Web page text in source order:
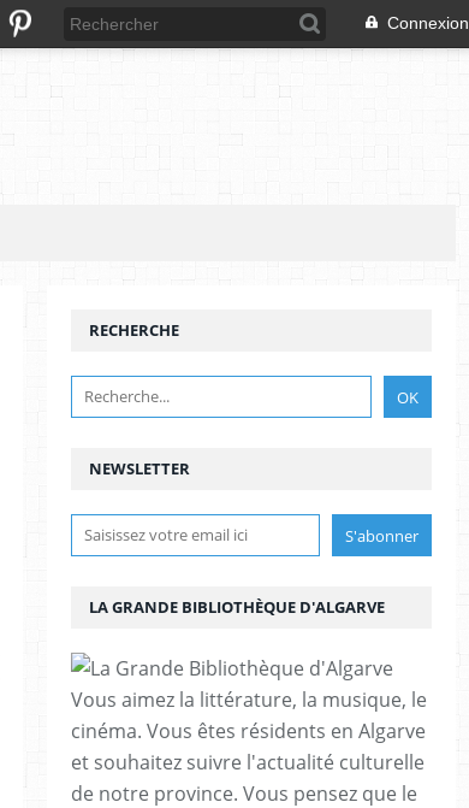
Connexion
NEWSLETTER
RECHERCHE
LA GRANDE BIBLIOTHÈQUE D'ALGARVE
Vous aimez la littérature, la musique, le
cinéma. Vous êtes résidents en Algarve
et souhaitez suivre l'actualité culturelle
de notre province. Vous pensez que le